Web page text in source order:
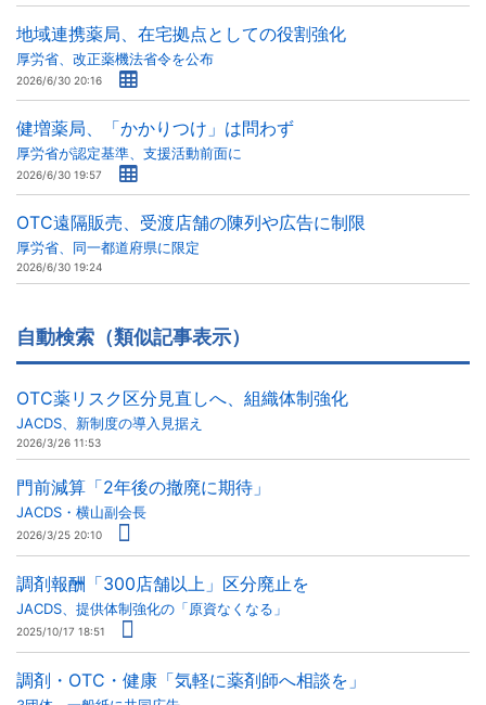
地域連携薬局、在宅拠点としての役割強化
厚労省、改正薬機法省令を公布
2026/6/30 20:16
健増薬局、「かかりつけ」は問わず
厚労省が認定基準、支援活動前面に
2026/6/30 19:57
OTC遠隔販売、受渡店舗の陳列や広告に制限
厚労省、同一都道府県に限定
2026/6/30 19:24
自動検索（類似記事表示）
OTC薬リスク区分見直しへ、組織体制強化
JACDS、新制度の導入見据え
2026/3/26 11:53
門前減算「2年後の撤廃に期待」
JACDS・横山副会長
2026/3/25 20:10
調剤報酬「300店舗以上」区分廃止を
JACDS、提供体制強化の「原資なくなる」
2025/10/17 18:51
調剤・OTC・健康「気軽に薬剤師へ相談を」